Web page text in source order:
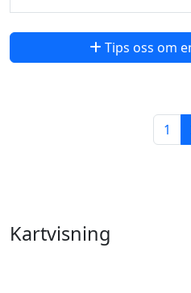
Tips oss om
1
Kartvisning